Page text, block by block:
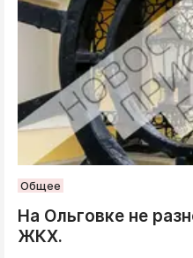
Общее
На Ольговке не
ЖКХ.